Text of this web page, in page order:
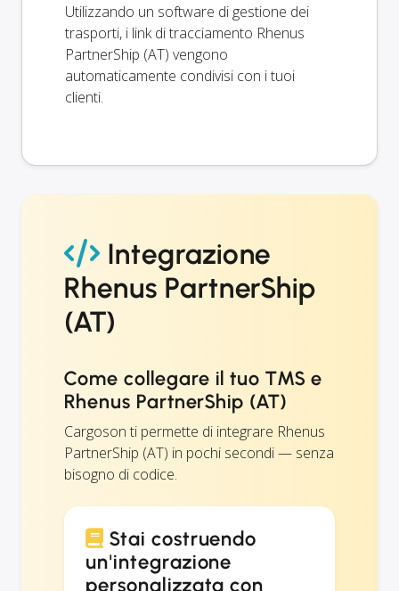
Utilizzando un software di gestione dei
trasporti, i link di tracciamento Rhenus
PartnerShip (AT) vengono
automaticamente condivisi con i tuoi
clienti.
Integrazione
Rhenus PartnerShip
(AT)
Come collegare il tuo TMS e
Rhenus PartnerShip (AT)
Cargoson ti permette di integrare Rhenus
PartnerShip (AT) in pochi secondi — senza
bisogno di codice.
Stai costruendo
un'integrazione
personalizzata con